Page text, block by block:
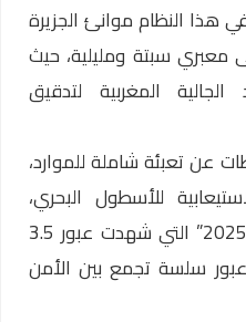
هذا النظام موانئ الجزيرة
معبري سبتة ومليلية، حيث
المغربية لتدقيق
عن تعبئة شاملة للموارد،
للأسطول البحري،
واستلهام نجاح عملية “مرحبا 2025” التي شهدت عبور 3.5
سلسة تجمع بين الأمن